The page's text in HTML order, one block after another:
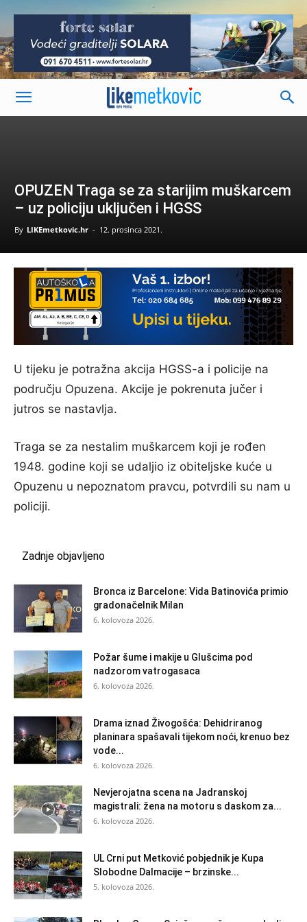
-
OPUZEN Traga se za starijim muškarcem
– uz policiju uključen i HGSS
By LIKEmetkovic.hr - 12. prosinca 2021.
U tijeku je potražna akcija HGSS-a i policije na
području Opuzena. Akcije je pokrenuta jučer i
jutros se nastavlja.
Traga se za nestalim muškarcem koji je rođen
1948. godine koji se udaljio iz obiteljske kuće u
Opuzenu u nepoznatom pravcu, potvrdili su nam u
policiji.
Zadnje objavljeno
Bronca iz Barcelone: Vida Batinovića primio
gradonačelnik Milan
6. kolovoza 2026.
Požar šume i makije u Glušcima pod
nadzorom vatrogasaca
6. kolovoza 2026.
Drama iznad Živogošća: Dehidriranog
planinara spašavali tijekom noći, krenuo bez
vode...
6. kolovoza 2026.
Nevjerojatna scena na Jadranskoj
magistrali: žena na motoru s daskom za...
6. kolovoza 2026.
UL Crni put Metković pobjednik je Kupa
Slobodne Dalmacije – brzinske...
5. kolovoza 2026.